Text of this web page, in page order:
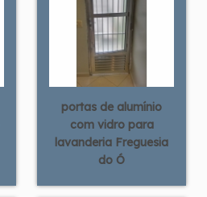
portas de alumínio
com vidro para
lavanderia Freguesia
do Ó